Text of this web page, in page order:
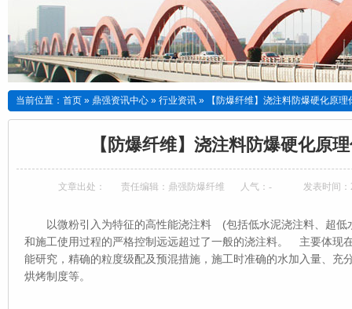
当前位置： 首页 » 鼎强资讯中心 » 行业资讯 » 【防爆纤维】浇注料防爆硬化原
【防爆纤维】浇注料防爆硬化原
文章出处： 责任编辑：鼎强防爆纤维 人气： - 发表时间：
以微粉引入为特征的高性能浇注料 (包括低水泥浇注料、超低
和施工使用过程的严格控制远远超过了一般的浇注料。 主要体现
能研究，精确的粒度级配及预混措施，施工时准确的水加入量、充
烘烤制度等。